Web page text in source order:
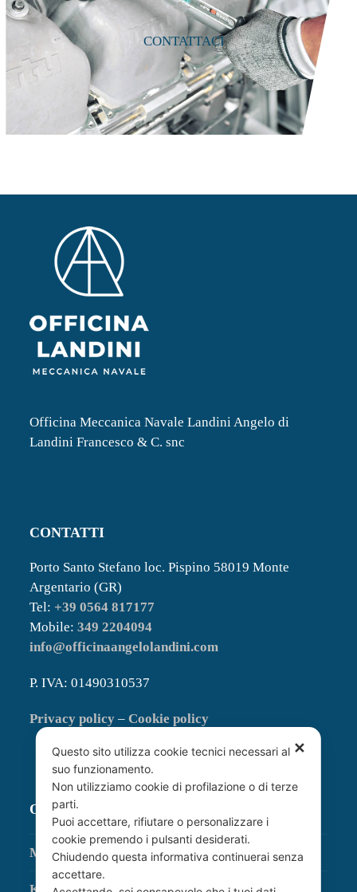
Officina Meccanica Navale Landini Angelo di
Landini Francesco & C. snc
CONTATTI
Porto Santo Stefano loc. Pispino 58019 Monte
Argentario (GR)
Tel: +39 0564 817177
Mobile:349 2204094
info@officinaangelolandini.com
P. IVA: 01490310537
Privacy policy –Cookie policy
OFFICINA AUTORIZZATA
MTU
✕
Questo sito utilizza cookie tecnici necessari al
suo funzionamento.
Non utilizziamo cookie di profilazione o di terze
parti.
Puoi accettare, rifiutare o personalizzare i
cookie premendo i pulsanti desiderati.
Chiudendo questa informativa continuerai senza
accettare.